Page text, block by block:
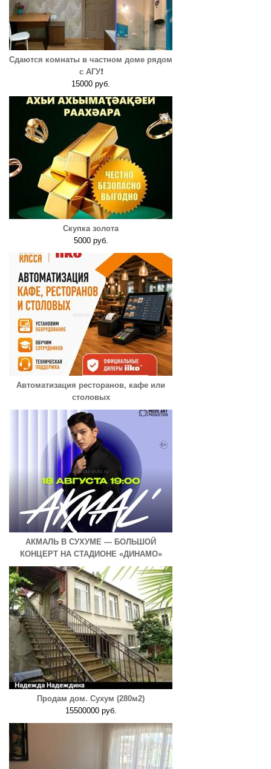
Сдаются комнаты в частном доме рядом
с АГУ❗️
15000 руб.
Скупка золота
5000 руб.
Автоматизация ресторанов, кафе или
столовых
АКМАЛЬ В СУХУМЕ — БОЛЬШОЙ
КОНЦЕРТ НА СТАДИОНЕ «ДИНАМО»
Продам дом. Сухум (280м2)
15500000 руб.